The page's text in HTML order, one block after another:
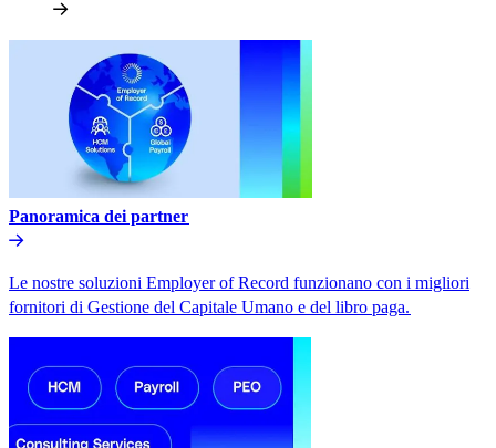
Panoramica dei partner​​
Le nostre soluzioni Employer of Record funzionano con i migliori
fornitori di Gestione del Capitale Umano e del libro paga.​​